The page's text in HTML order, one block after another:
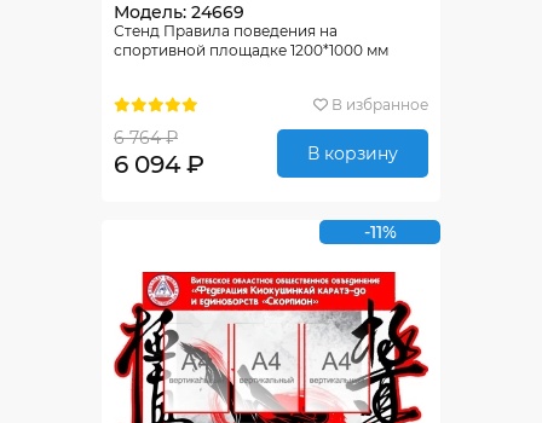
Модель: 24669
Стенд Правила поведения на
спортивной площадке 1200*1000 мм
В избранное
6 764 ₽
6 094 ₽ В корзину
-11%